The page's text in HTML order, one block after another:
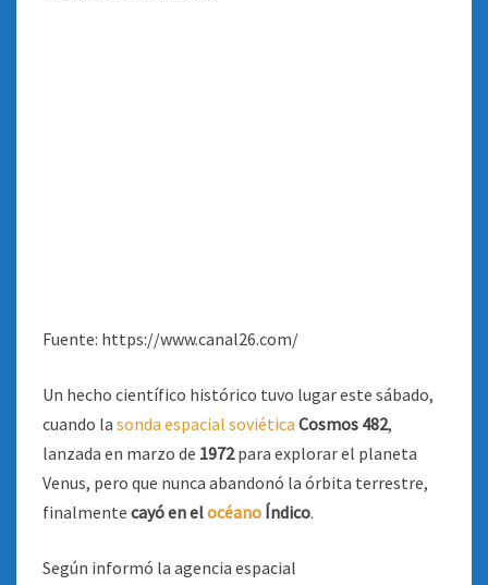
Fuente: https://www.canal26.com/
Un hecho científico histórico tuvo lugar este sábado,
cuando la sonda espacial soviética Cosmos 482,
lanzada en marzo de 1972para explorar el planeta
Venus, pero que nunca abandonó la órbita terrestre,
finalmente cayó en elocéano Índico.
Según informó la agencia espacial